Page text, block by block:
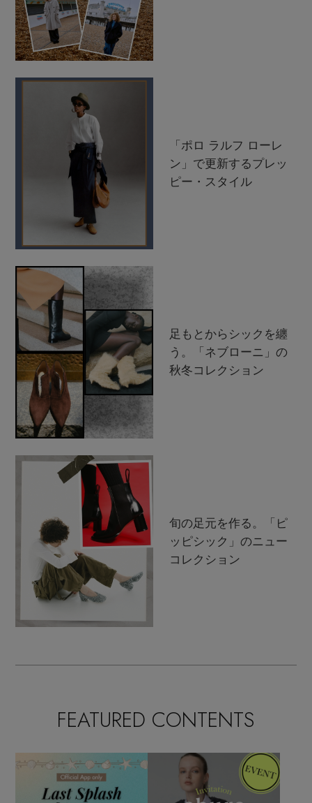
「ポロ ラルフ ローレ
ン」で更新するプレッ
ピー・スタイル
足もとからシックを纏
う。「ネブローニ」の
秋冬コレクション
旬の足元を作る。「ピ
ッピシック」のニュー
コレクション
FEATURED CONTENTS